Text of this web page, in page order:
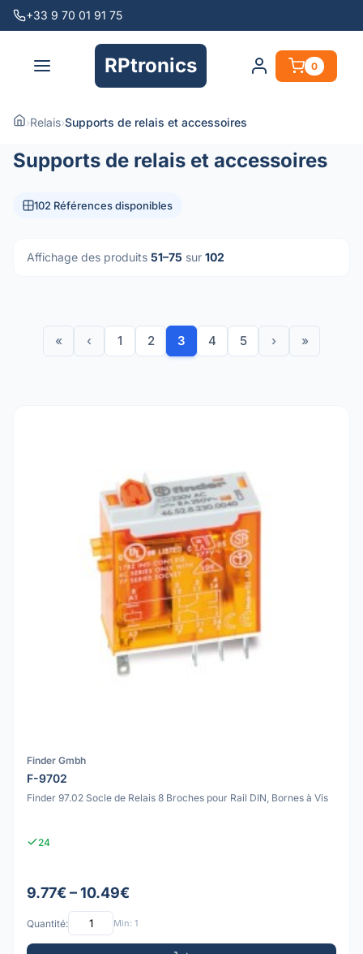
+33 9 70 01 91 75
RPtronics 0
›Relais›Supports de relais et accessoires
Supports de relais et accessoires
102 Références disponibles
Affichage des produits 51–75 sur 102
« ‹ 1 2 3 4 5 › »
Finder Gmbh
F-9702
Finder 97.02 Socle de Relais 8 Broches pour Rail DIN, Bornes à Vis
24
9.77€ – 10.49€
Quantité: Min: 1